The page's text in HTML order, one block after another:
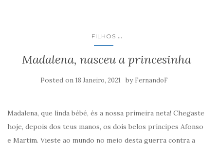
FILHOS ...
Madalena, nasceu a princesinha
Posted on 18 Janeiro, 2021 by FernandoF
Madalena, que linda bébé, és a nossa primeira neta! Chegaste
hoje, depois dos teus manos, os dois belos príncipes Afonso
e Martim. Vieste ao mundo no meio desta guerra contra a